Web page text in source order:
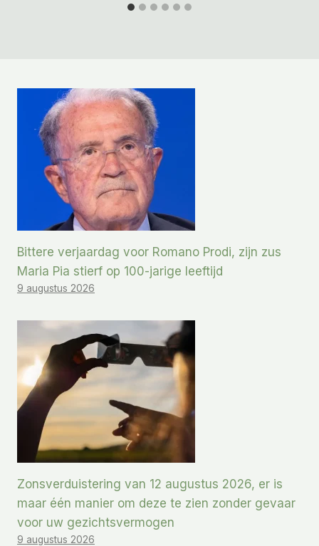
Bittere verjaardag voor Romano Prodi, zijn zus
Maria Pia stierf op 100-jarige leeftijd
9 augustus 2026
Zonsverduistering van 12 augustus 2026, er is
maar één manier om deze te zien zonder gevaar
voor uw gezichtsvermogen
9 augustus 2026